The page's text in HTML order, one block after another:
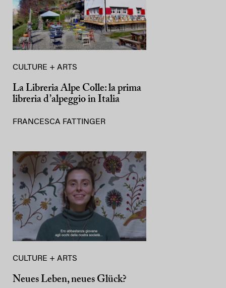
CULTURE + ARTS
La Libreria Alpe Colle: la prima
libreria d’alpeggio in Italia
FRANCESCA FATTINGER
CULTURE + ARTS
Neues Leben, neues Glück?